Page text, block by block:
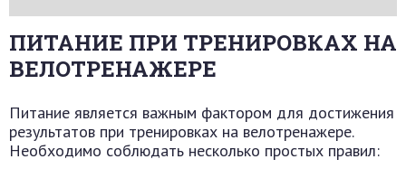
ПИТАНИЕ ПРИ ТРЕНИРОВКАХ НА
ВЕЛОТРЕНАЖЕРЕ
Питание является важным фактором для достижения
результатов при тренировках на велотренажере.
Необходимо соблюдать несколько простых правил: